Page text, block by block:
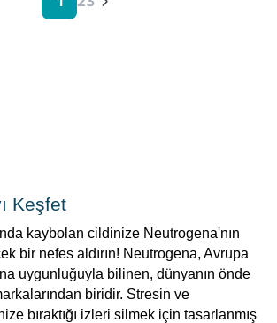
Keşfet
kaybolan cildinize Neutrogena'nın
bir nefes aldırın! Neutrogena, Avrupa
uygunluğuyla bilinen, dünyanın önde
biridir. Stresin ve
bıraktığı izleri silmek için tasarlanmış